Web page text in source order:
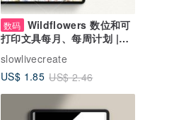
数码 Wildflowers 数位和可
打印文具每月、每周计划 |花
香
slowlivecreate
US$ 1.85 US$ 2.46